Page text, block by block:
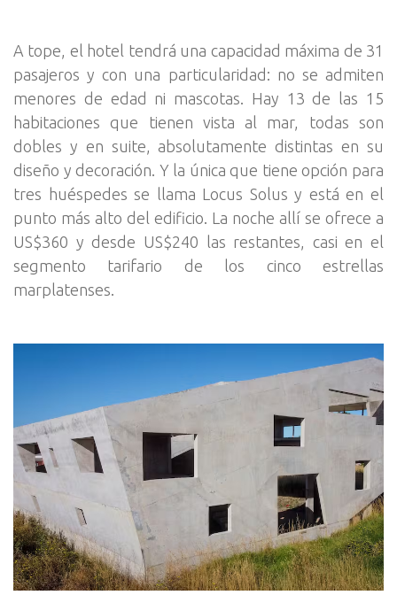
A tope, el hotel tendrá una capacidad máxima de 31
pasajeros y con una particularidad: no se admiten
menores de edad ni mascotas. Hay 13 de las 15
habitaciones que tienen vista al mar, todas son
dobles y en suite, absolutamente distintas en su
diseño y decoración. Y la única que tiene opción para
tres huéspedes se llama Locus Solus y está en el
punto más alto del edificio. La noche allí se ofrece a
US$360 y desde US$240 las restantes, casi en el
segmento tarifario de los cinco estrellas
marplatenses.